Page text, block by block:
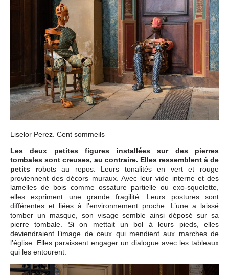
Liselor Perez. Cent sommeils
Les deux petites figures installées sur des pierres
tombales sont creuses, au contraire. Elles ressemblent à de
petits robots au repos. Leurs tonalités en vert et rouge
proviennent des décors muraux. Avec leur vide interne et des
lamelles de bois comme ossature partielle ou exo-squelette,
elles expriment une grande fragilité. Leurs postures sont
différentes et liées à l’environnement proche. L’une a laissé
tomber un masque, son visage semble ainsi déposé sur sa
pierre tombale. Si on mettait un bol à leurs pieds, elles
deviendraient l’image de ceux qui mendient aux marches de
l’église. Elles paraissent engager un dialogue avec les tableaux
qui les entourent.